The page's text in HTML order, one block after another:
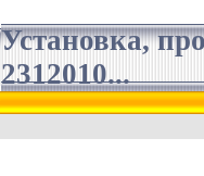
Установка,
2312010...